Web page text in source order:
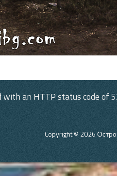
an HTTP status code of
Copyright © 2026